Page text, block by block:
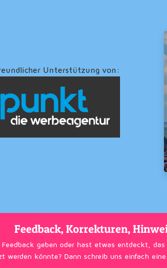
Unterstützung von:
Feedback, Korrekturen,
geben oder hast etwas entdeckt,
werden könnte? Dann schreib uns einfach eine